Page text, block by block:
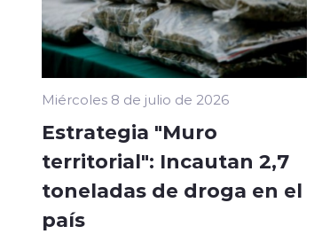
Miércoles 8 de julio de 2026
Estrategia "Muro
territorial": Incautan 2,7
toneladas de droga en el
país